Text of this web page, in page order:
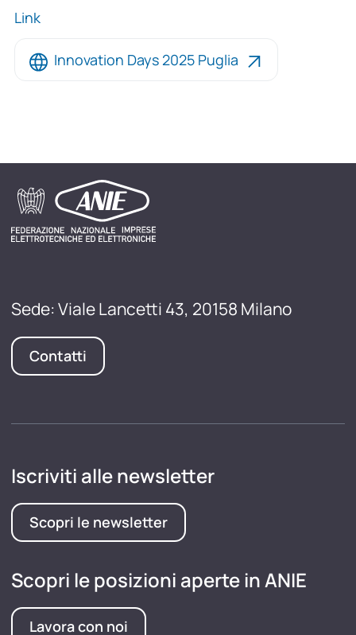
Link
Innovation Days 2025 Puglia
Sede: Viale Lancetti 43, 20158 Milano
Contatti
Iscriviti alle newsletter
Scopri le newsletter
Scopri le posizioni aperte in ANIE
Lavora con noi